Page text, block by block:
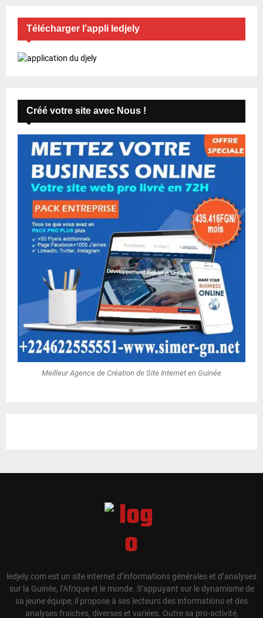
Télécharger l’appli ledjely
Créé votre site avec Nous !
Meilleur Agence de Création de Site Internet en Guinée
ledjely.com est un site internet d’informations générales et d’analyses
sur la Guinée, l’Afrique et le monde. S’appuyant sur le dynamisme de
sa jeune équipe, il propose à ses lecteurs des informations et des
analyses fraiches, diverses et variées. Outre sa pro-activité,